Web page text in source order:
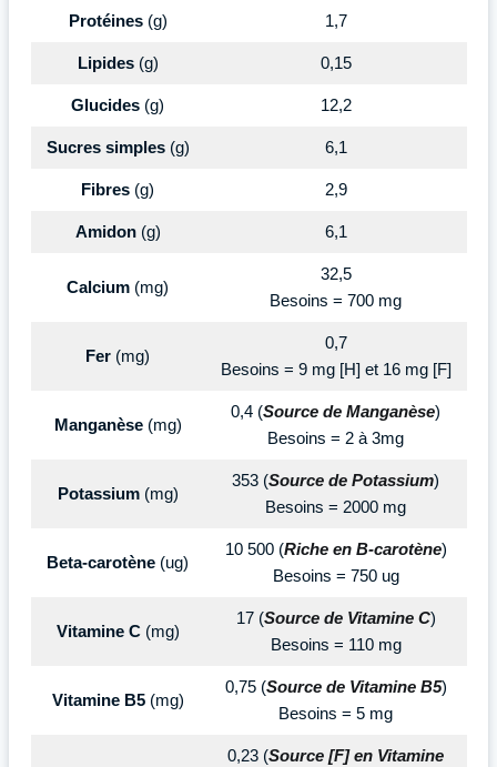
Protéines (g) 1,7
Lipides (g) 0,15
Glucides (g) 12,2
Sucres simples(g) 6,1
Fibres (g) 2,9
Amidon (g) 6,1
Calcium (mg)
32,5
Besoins = 700 mg
Fer (mg)
0,7
Besoins = 9 mg [H] et 16 mg [F]
Manganèse (mg)
0,4 (Source de Manganèse)
Besoins = 2 à 3mg
Potassium (mg)
353 (Source de Potassium)
Besoins = 2000 mg
Beta-carotène (ug)
10 500 (Riche en B-carotène)
Besoins = 750 ug
Vitamine C(mg)
17 (Source de Vitamine C)
Besoins = 110 mg
Vitamine B5(mg)
0,75 (Source de Vitamine B5)
Besoins = 5 mg
0,23 (Source [F] en Vitamine